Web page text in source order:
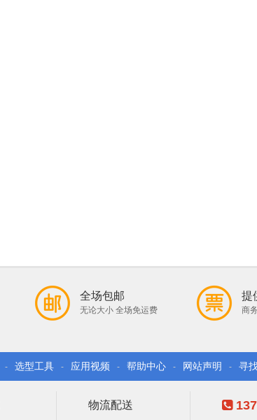
全场包邮
无论大小 全场免运费
提
商
- 选型工具 - 应用视频 - 帮助中心 - 网站声明 - 寻
物流配送